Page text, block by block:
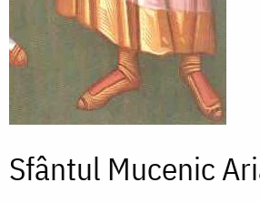
Sfântul Mucenic